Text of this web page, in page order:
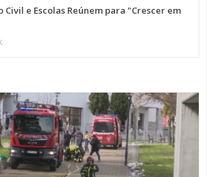
e Escolas Reúnem para "Crescer em